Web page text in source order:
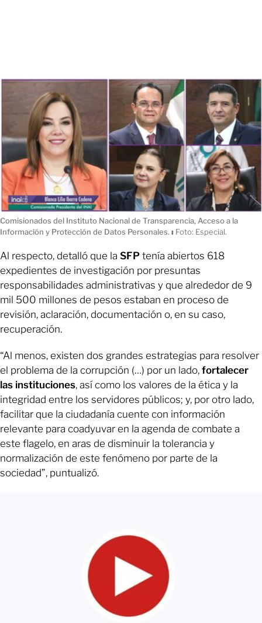
Comisionados del Instituto Nacional de Transparencia, Acceso a la
Información y Protección de Datos Personales. ı Foto: Especial.
Al respecto, detalló que la SFP tenía abiertos 618
expedientes de investigación por presuntas
responsabilidades administrativas y que alrededor de 9
mil 500 millones de pesos estaban en proceso de
revisión, aclaración, documentación o, en su caso,
recuperación.
“Al menos, existen dos grandes estrategias para resolver
el problema de la corrupción (…) por un lado, fortalecer
las instituciones, así como los valores de la ética y la
integridad entre los servidores públicos; y, por otro lado,
facilitar que la ciudadanía cuente con información
relevante para coadyuvar en la agenda de combate a
este flagelo, en aras de disminuir la tolerancia y
normalización de este fenómeno por parte de la
sociedad”, puntualizó.